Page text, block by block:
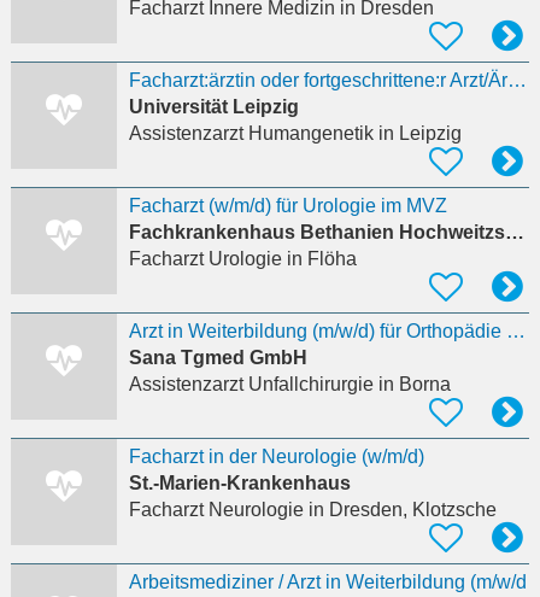
Facharzt Innere Medizin in Dresden
Facharzt:ärztin oder fortgeschrittene:r Arzt/Ärztin in Weiterbildung (m/w/d)
Universität Leipzig
Assistenzarzt Humangenetikin Leipzig
Facharzt (w/m/d) für Urologie im MVZ
Fachkrankenhaus Bethanien Hochweitzschen
Facharzt Urologiein Flöha
Arzt in Weiterbildung (m/w/d) für Orthopädie und Unfallchirurgie
Sana Tgmed GmbH
Assistenzarzt Unfallchirurgiein Borna
Facharzt in der Neurologie (w/m/d)
St.-Marien-Krankenhaus
Facharzt Neurologiein Dresden, Klotzsche
Arbeitsmediziner / Arzt in Weiterbildung (m/w/d